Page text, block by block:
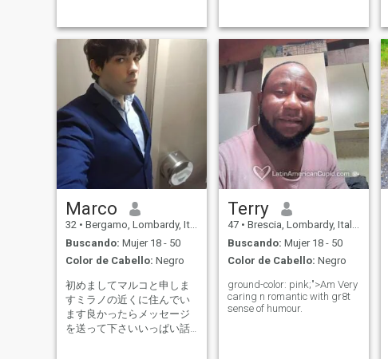
future mogli sono siciliano e
sono di valori di mia futura
mogl
Marco
32 • Bergamo, Lombardy, Italia
Buscando: Mujer 18 - 50
Color de Cabello: Negro
初めましてマルコと申しま
すミラノの近くに住んでい
ます良かったらメッセージ
を送って下さいいっぱい話
Terry
47 • Brescia, Lombardy, Italia
Buscando: Mujer 18 - 50
Color de Cabello: Negro
ground-color: pink;">Am Very
caring n romantic with gr8t
sense of humour.